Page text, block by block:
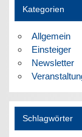
Kategorien
Allgemein
Einsteiger
Newsletter
Schlagwörter